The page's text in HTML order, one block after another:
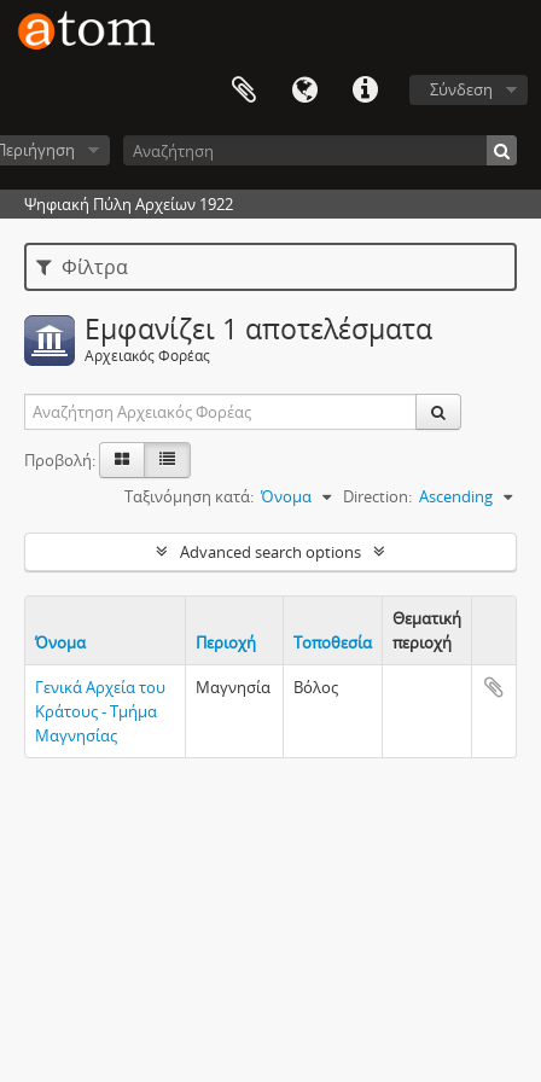
Σύνδεση
Ψηφιακή Πύλη Αρχείων 1922
Φίλτρα
Εμφανίζει 1 αποτελέσματα
Αρχειακός Φορέας
Προβολή:
Ταξινόμηση κατά: Όνομα Direction: Ascending
Advanced search options
Όνομα Περιοχή Τοποθεσία
Θεματική
περιοχή
Γενικά Αρχεία του
Κράτους - Τμήμα
Μαγνησίας
Μαγνησία Βόλος